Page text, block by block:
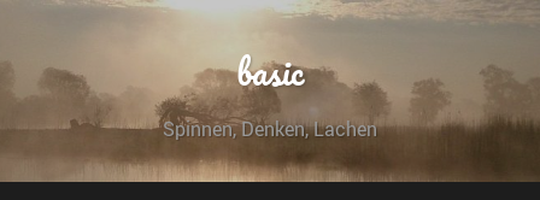
basic
Spinnen, Denken, Lachen